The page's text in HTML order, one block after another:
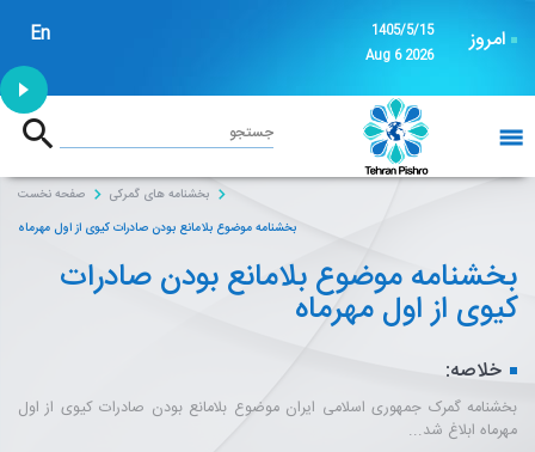
امروز
1405/5/15
Aug 6 2026
En
جستجو
صفحه نخست
بخشنامه های گمرکی
بخشنامه موضوع بلامانع بودن صادرات کیوی از اول مهرماه
بخشنامه موضوع بلامانع بودن صادرات
کیوی از اول مهرماه
خلاصه:
بخشنامه گمرک جمهوری اسلامی ایران موضوع بلامانع بودن صادرات کیوی از اول
مهرماه ابلاغ شد...
1:53